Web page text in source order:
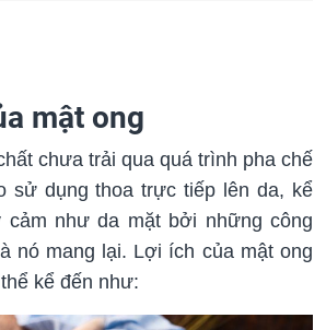
mật ong
chưa trải qua quá trình pha chế
sử dụng thoa trực tiếp lên da, kể
cảm như da mặt bởi những công
nó mang lại. Lợi ích của mật ong
kể đến như: